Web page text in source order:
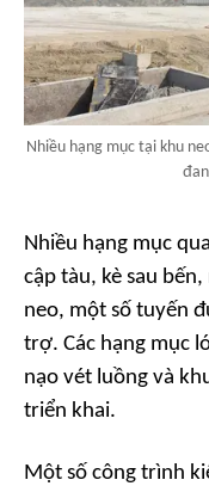
Nhiều hạng mục tại khu
Nhiều hạng mục
cập tàu, kè sau
neo, một số tuyến
trợ. Các hạng mục
nạo vét luồng và
triển khai.
Một số công trình